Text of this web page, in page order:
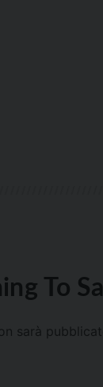
To
sarà